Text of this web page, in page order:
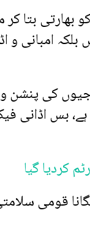
بھارتی بتا
امبانی و
کی پنشن و
ہے، بس اڈانی
کردیا گیا
قومی